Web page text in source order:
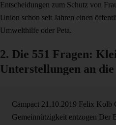
Entscheidungen zum Schutz von
Union schon seit Jahren einen
Umwelthilfe oder Peta.
2. Die 551 Fragen:
Unterstellungen an
Campact 21.10.2019 Felix Kolb
Gemeinnützigkeit entzogen Der